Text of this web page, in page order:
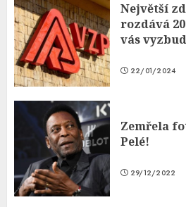
Největší
rozdává
vás
22/01/2024
Zemřela
Pelé!
29/12/2022